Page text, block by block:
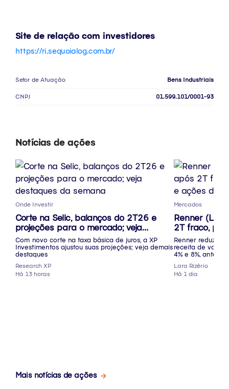
Site de relação com investidores
https://ri.sequoialog.com.br/
Setor de Atuação Bens Industriais
CNPJ 01.599.101/0001-93
Notícias de ações
Onde Investir
Corte na Selic, balanços do 2T26 e
projeções para o mercado; veja
destaques da semana
Com novo corte na taxa básica de juros, a XP
Investimentos ajustou suas projeções; veja demais
destaques
Research XP
Há 13 horas
Mercados
Renner
2T fraco,
ações
Renner reduziu
receita de
4% e 8%, ante a
Lara Rizério
Há 1 dia
Mais notícias de ações